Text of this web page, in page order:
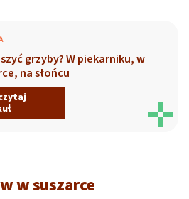
grzyby? W piekarniku, w
na słońcu
w suszarce